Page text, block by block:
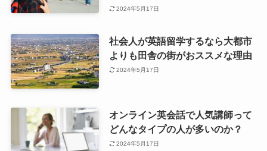
2024年5月17日
社会人が英語留学するなら大都市
よりも田舎の街がおススメな理由
2024年5月17日
オンライン英会話で人気講師って
どんなタイプの人が多いのか？
2024年5月17日